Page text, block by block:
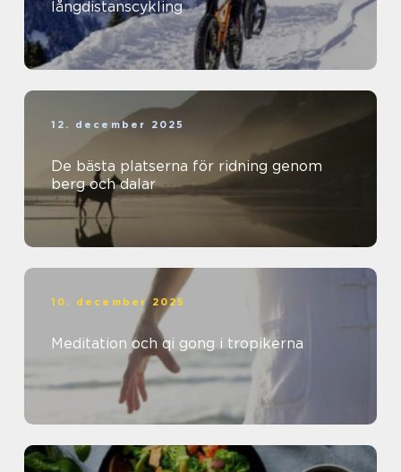
långdistanscykling
12. december 2025
De bästa platserna för ridning genom
berg och dalar
10. december 2025
Meditation och qi gong i tropikerna